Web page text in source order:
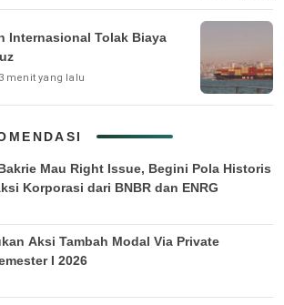
Internasional Tolak Biaya
menit yang lalu
Mau Right Issue, Begini Pola Historis
Korporasi dari BNBR dan ENRG
Aksi Tambah Modal Via Private
I 2026